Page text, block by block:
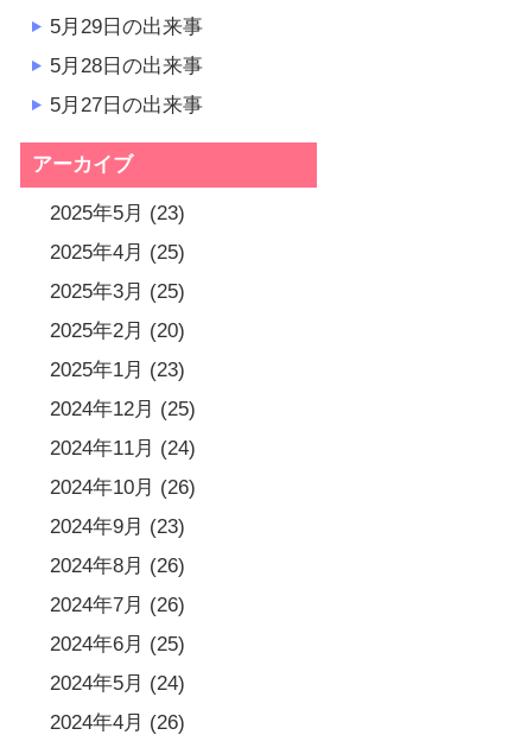
5月29日の出来事
5月28日の出来事
5月27日の出来事
アーカイブ
2025年5月 (23)
2025年4月 (25)
2025年3月 (25)
2025年2月 (20)
2025年1月 (23)
2024年12月 (25)
2024年11月 (24)
2024年10月 (26)
2024年9月 (23)
2024年8月 (26)
2024年7月 (26)
2024年6月 (25)
2024年5月 (24)
2024年4月 (26)